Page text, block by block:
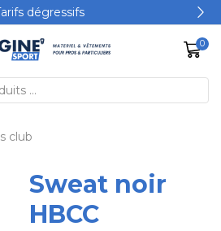
dégressifs
0
club
Sweat noir
HBCC